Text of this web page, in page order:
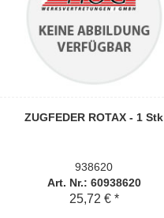
ZUGFEDER ROTAX - 1 Stk
938620
Art. Nr.: 60938620
25,72 € *